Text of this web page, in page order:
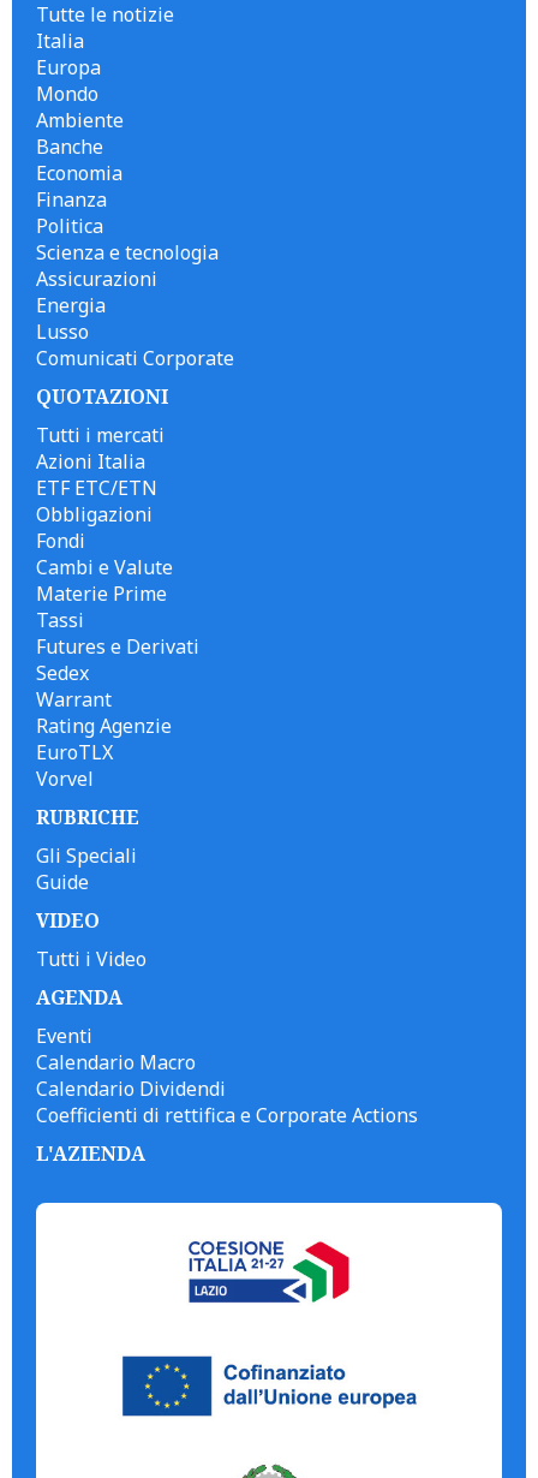
Tutte le notizie
Italia
Europa
Mondo
Ambiente
Banche
Economia
Finanza
Politica
Scienza e tecnologia
Assicurazioni
Energia
Lusso
Comunicati Corporate
QUOTAZIONI
Tutti i mercati
Azioni Italia
ETF ETC/ETN
Obbligazioni
Fondi
Cambi e Valute
Materie Prime
Tassi
Futures e Derivati
Sedex
Warrant
Rating Agenzie
EuroTLX
Vorvel
RUBRICHE
Gli Speciali
Guide
VIDEO
Tutti i Video
AGENDA
Eventi
Calendario Macro
Calendario Dividendi
Coefficienti di rettifica e Corporate Actions
L'AZIENDA